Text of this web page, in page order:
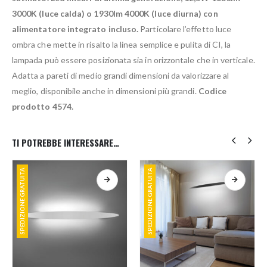
3000K (luce calda) o 1930lm 4000K (luce diurna) con
alimentatore integrato incluso. Particolare l’effetto luce
ombra che mette in risalto la linea semplice e pulita di CI, la
lampada può essere posizionata sia in orizzontale che in verticale.
Adatta a pareti di medio grandi dimensioni da valorizzare al
meglio, disponibile anche in dimensioni più grandi. Codice
prodotto 4574.
TI POTREBBE INTERESSARE…
SPEDIZIONE GRATUITA SPEDIZIONE GRATUITA